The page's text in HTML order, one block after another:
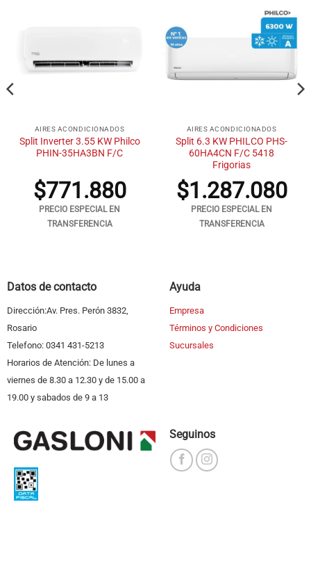
AIRES ACONDICIONADOS
Split Inverter 3.55 KW Philco
PHIN-35HA3BN F/C
$771.880
PRECIO ESPECIAL EN
TRANSFERENCIA
AIRES ACONDICIONADOS
Split 6.3 KW PHILCO PHS-
60HA4CN F/C 5418
Frigorias
$1.287.080
PRECIO ESPECIAL EN
TRANSFERENCIA
Datos de contacto
Dirección:Av. Pres. Perón 3832,
Rosario
Telefono: 0341 431-5213
Horarios de Atención: De lunes a
viernes de 8.30 a 12.30 y de 15.00 a
19.00 y sabados de 9 a 13
Ayuda
Empresa
Términos y Condiciones
Sucursales
Seguinos